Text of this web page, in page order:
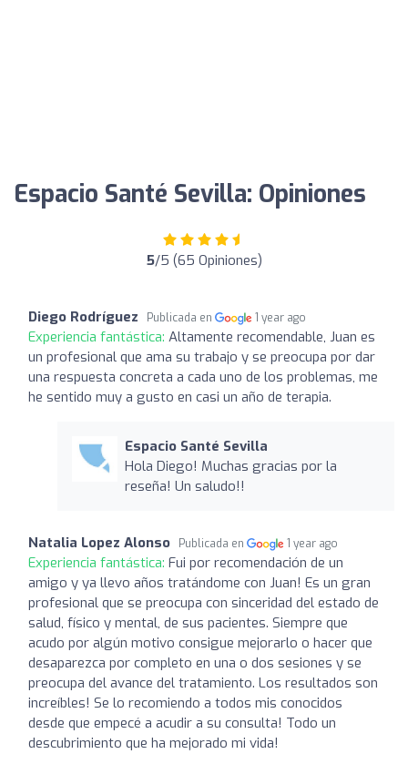
Espacio Santé Sevilla: Opiniones
5/5 (65 Opiniones)
Diego Rodríguez Publicada en 1 year ago
Experiencia fantástica: Altamente recomendable, Juan es
un profesional que ama su trabajo y se preocupa por dar
una respuesta concreta a cada uno de los problemas, me
he sentido muy a gusto en casi un año de terapia.
Espacio Santé Sevilla
Hola Diego! Muchas gracias por la
reseña! Un saludo!!
Natalia Lopez Alonso Publicada en 1 year ago
Experiencia fantástica: Fui por recomendación de un
amigo y ya llevo años tratándome con Juan! Es un gran
profesional que se preocupa con sinceridad del estado de
salud, físico y mental, de sus pacientes. Siempre que
acudo por algún motivo consigue mejorarlo o hacer que
desaparezca por completo en una o dos sesiones y se
preocupa del avance del tratamiento. Los resultados son
increíbles! Se lo recomiendo a todos mis conocidos
desde que empecé a acudir a su consulta! Todo un
descubrimiento que ha mejorado mi vida!